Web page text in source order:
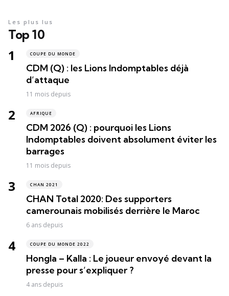
Top 10
Les plus lus
COUPE DU MONDE
CDM (Q) : les Lions Indomptables déjà
d’attaque
11 mois depuis
AFRIQUE
CDM 2026 (Q) : pourquoi les Lions
Indomptables doivent absolument éviter les
barrages
11 mois depuis
CHAN 2021
CHAN Total 2020: Des supporters
camerounais mobilisés derrière le Maroc
6 ans depuis
COUPE DU MONDE 2022
Hongla – Kalla : Le joueur envoyé devant la
presse pour s’expliquer ?
4 ans depuis